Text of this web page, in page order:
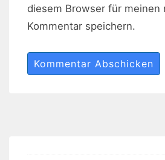
diesem Browser für meinen
Kommentar speichern.